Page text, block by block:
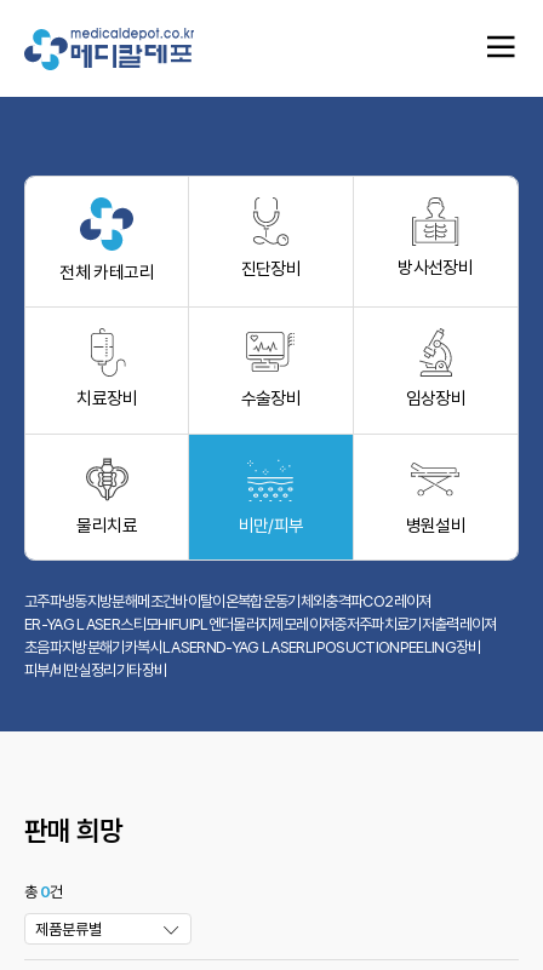
전체 카테고리 진단장비 방사선장비
치료장비 수술장비 임상장비
물리치료 비만/피부 병원설비
고주파냉동지방분해메조건바이탈이온복합운동기 체외충격파CO2레이져
ER-YAG LASER스티모HIFUIPL엔더몰러지제모레이져중저주파치료기 저출력레이져
초음파지방분해기 카복시 LASERND-YAG LASERLIPOSUCTIONPEELING장비
피부/비만실정리 기타장비
판매 희망
총 0건
제품분류별